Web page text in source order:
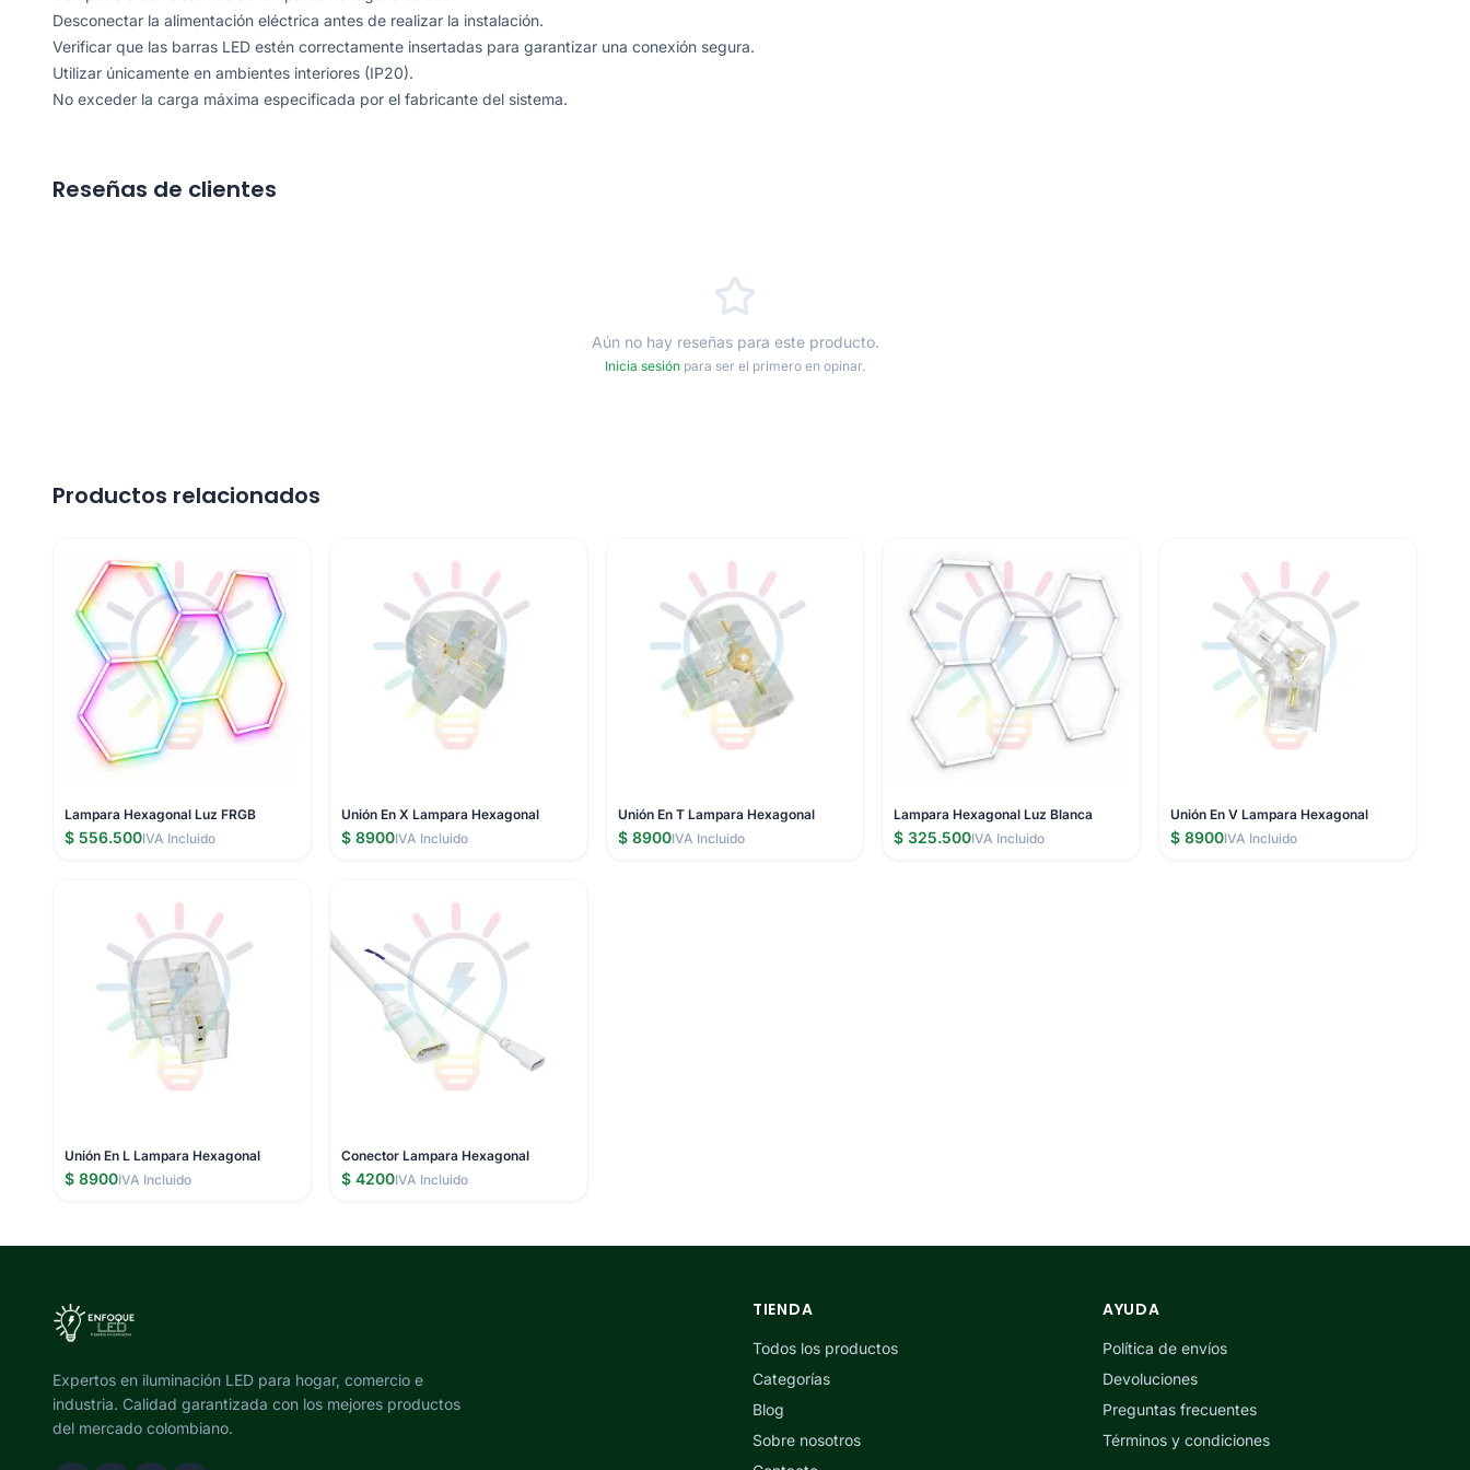
Desconectar la alimentación eléctrica antes de realizar la instalación.
Verificar que las barras LED estén correctamente insertadas para garantizar una conexión segura.
Utilizar únicamente en ambientes interiores (IP20).
No exceder la carga máxima especificada por el fabricante del sistema.
Reseñas de clientes
Aún no hay reseñas para este producto.
Inicia sesión para ser el primero en opinar.
Productos relacionados
Lampara Hexagonal Luz FRGB
$ 556.500IVA Incluido
Unión En X Lampara Hexagonal
$ 8900IVA Incluido
Unión En T Lampara Hexagonal
$ 8900IVA Incluido
Lampara Hexagonal Luz Blanca
$ 325.500IVA Incluido
Unión En V Lampara Hexagonal
$ 8900IVA Incluido
Unión En L Lampara Hexagonal
$ 8900IVA Incluido
Conector Lampara Hexagonal
$ 4200IVA Incluido
Expertos en iluminación LED para hogar, comercio e
industria. Calidad garantizada con los mejores productos
del mercado colombiano.
TIENDA
Todos los productos
Categorías
Blog
Sobre nosotros
AYUDA
Política de envíos
Devoluciones
Preguntas frecuentes
Términos y condiciones